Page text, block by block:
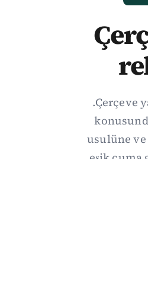
.Çerçeve
usulüne ve
eşik cuma